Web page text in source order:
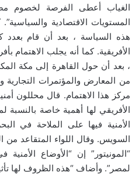
الغياب أعطى الفرصة لخصوم
المستويات الاقتصادية
هذه السياسة ، بعد أن قام بعدد
الأفريقية. كما أنه يجلب الاهتمام
، بعد أن حول القاهرة إلى مكة
من المعارض والمؤتمرات التجارية
مركز هذا الاهتمام. قال محللون
الأفريقي لها أهمية خاصة بالنسبة
الأمنية فيها على الملاحة في
السويس. وقال اللواء المتقاعد
“المونيتور” إن “الأوضاع
لمصر”. وأضاف “هذه الظروف لها